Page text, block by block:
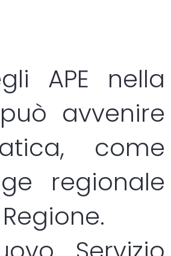
APE nella
avvenire
come
regionale